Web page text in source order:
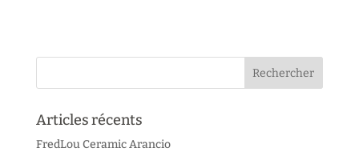
Articles récents
FredLou Ceramic Arancio